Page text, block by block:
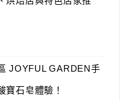
JOYFUL GARDEN手
寶石皂體驗！